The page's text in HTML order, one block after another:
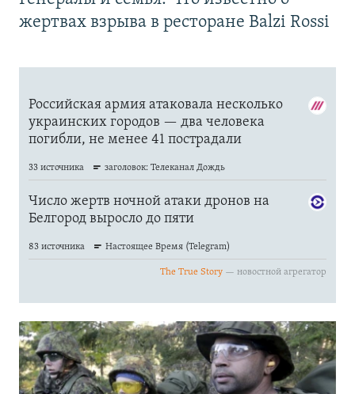
жертвах взрыва в ресторане Balzi Rossi